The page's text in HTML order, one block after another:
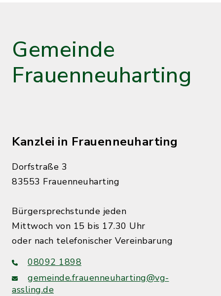
Gemeinde
Frauenneuharting
Kanzlei in Frauenneuharting
Dorfstraße 3
83553 Frauenneuharting
Bürgersprechstunde jeden
Mittwoch von 15 bis 17.30 Uhr
oder nach telefonischer Vereinbarung
08092 1898
gemeinde.frauenneuharting@vg-
assling.de